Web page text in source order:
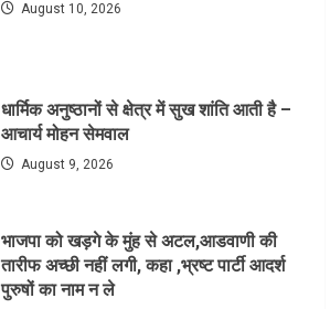
August 10, 2026
धार्मिक अनुष्ठानों से क्षेत्र में सुख शांति आती है –
आचार्य मोहन सेमवाल
August 9, 2026
भाजपा को खड़गे के मुंह से अटल,आडवाणी की
तारीफ अच्छी नहीं लगी, कहा ,भ्रष्ट पार्टी आदर्श
पुरुषों का नाम न ले